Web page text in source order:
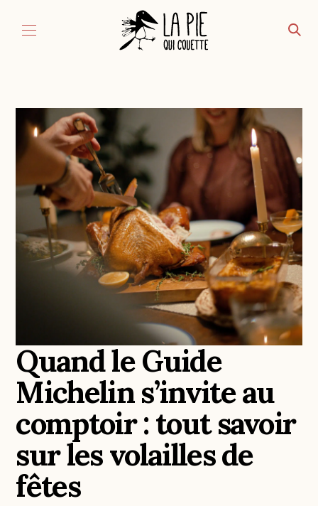
Quand le Guide
Michelin s’invite au
comptoir : tout savoir
sur les volailles de
fêtes